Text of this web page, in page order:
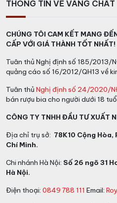
THÔNG TIN VỀ VANG CHẤT
CHÚNG TÔI CAM KẾT MANG
CẤP VỚI GIÁ THÀNH TỐT NHẤT!
Tuân thủ Nghị định số 185/2013/
quảng cáo số 16/2012/QH13 về
Tuân thủ Nghị định số 24/2020/
bán rượu bia cho người dưới 18
CÔNG TY TNHH ĐẦU TƯ XUẤT
Địa chỉ trụ sở: 78K10 Cộng Hòa,
Chí Minh.
Chi nhánh Hà Nội: Số 26 ngõ 31
Hà Nội.
Điện thoại: 0849 788 111 Email: